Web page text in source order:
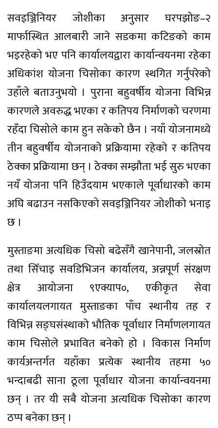
सवइञ्जिनियर जोशीका अनुसार घरपझोङ–२
मार्फास्थित आलबारी जाने सडकमा कटिङको काम
भइरहेको भए पनि कार्यालयद्वारा कार्यान्वयनमा रहेका
अधिकांश योजना चिसोका कारण स्थगित गर्नुपरेको
उहाँले बताउनुभयो । पुराना बहुवर्षीय योजना विभिन्न
कारणले अवरुद्ध भएका र कतिपय निर्माणको चरणमा
रहँदा चिसोले काम हुन सकेको छैन । नयाँ योजनामध्ये
तीन बहुवर्षीय योजनाको प्रक्रियामा रहेको र कतिपय
ठेक्का प्रक्रियामा छन् । ठेक्का सम्झौता भई सुरु भएका
नयँ योजना पनि हिउँदयाम भएकाले पूर्वाधारको काम
अघि बढाउन नसकिएको सवइञ्जिनियर जोशीको भनाइ
छ ।
मुस्ताङमा अत्यधिक चिसो बढेसँगै खानेपानी, जलस्रोत
तथा सिँचाइ सवडिभिजन कार्यालय, अन्नपूर्ण संरक्षण
क्षेत्र आयोजना ९एक्याप०, एकीकृत सेवा
कार्यालयलगायत मुस्ताङका पाँच स्थानीय तह र
विभिन्न सङ्घसंस्थाको भौतिक पूर्वाधार निर्माणलगायत
काम चिसोले प्रभावित बनेको हो । विकास निर्माण
कार्यअन्तर्गत यहाँका प्रत्येक स्थानीय तहमा ५०
भन्दाबढी साना ठूला पूर्वाधार योजना कार्यान्वयनमा
छन् । तर यी सबै योजना अत्यधिक चिसोका कारण
ठप्प बनेका छन् ।